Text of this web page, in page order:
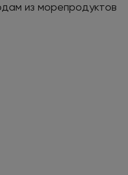
из морепродуктов